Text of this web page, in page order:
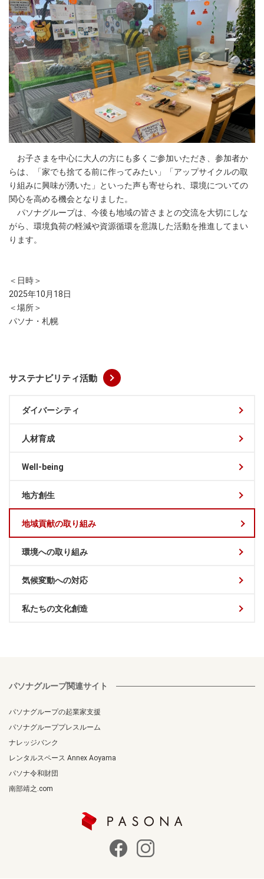
お子さまを中心に大人の方にも多くご参加いただき、参加者か
らは、「家でも捨てる前に作ってみたい」「アップサイクルの取
り組みに興味が湧いた」といった声も寄せられ、環境についての
関心を高める機会となりました。
パソナグループは、今後も地域の皆さまとの交流を大切にしな
がら、環境負荷の軽減や資源循環を意識した活動を推進してまい
ります。
＜日時＞
2025年10月18日
＜場所＞
パソナ・札幌
サステナビリティ活動
ダイバーシティ
人材育成
Well-being
地方創生
地域貢献の取り組み
環境への取り組み
気候変動への対応
私たちの文化創造
パソナグループ関連サイト
パソナグループの起業家支援
パソナグループプレスルーム
ナレッジバンク
レンタルスペース Annex Aoyama
パソナ令和財団
南部靖之.com